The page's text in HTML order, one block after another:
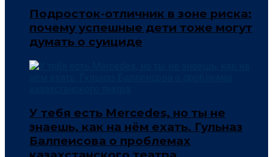
Подросток-отличник в зоне риска:
почему успешные дети тоже могут
думать о суициде
У тебя есть Mercedes, но ты не
знаешь, как на нём ехать. Гульназ
Балпеисова о проблемах